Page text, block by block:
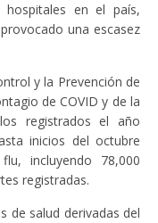
en el país,
una escasez
y la Prevención de
de COVID y de la
registrados el año
inicios del octubre
incluyendo 78,000
registradas.
de salud derivadas del